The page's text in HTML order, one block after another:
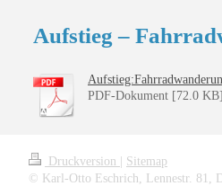
Aufstieg –
PDF-Dokument [72.0 KB]
Druckversion
Sitemap
© Karl-Otto Eschrich, Lennestr. 81,